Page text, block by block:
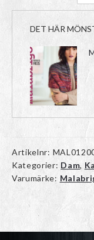
DET HÄR
Artikelnr:
Kategorier: Dam,
Varumärke: